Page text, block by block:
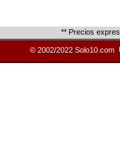
** Precios
© 2002/2022 Solo10.com